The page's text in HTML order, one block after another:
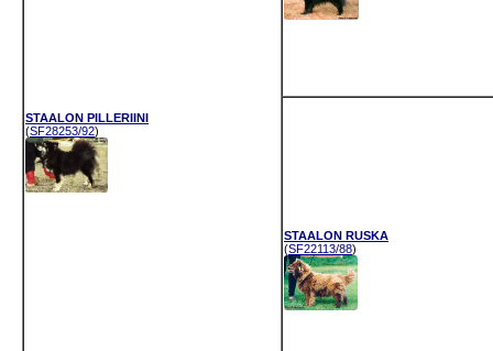
STAALON PILLERIINI
(SF28253/92)
STAALON RUSKA
(SF22113/88)